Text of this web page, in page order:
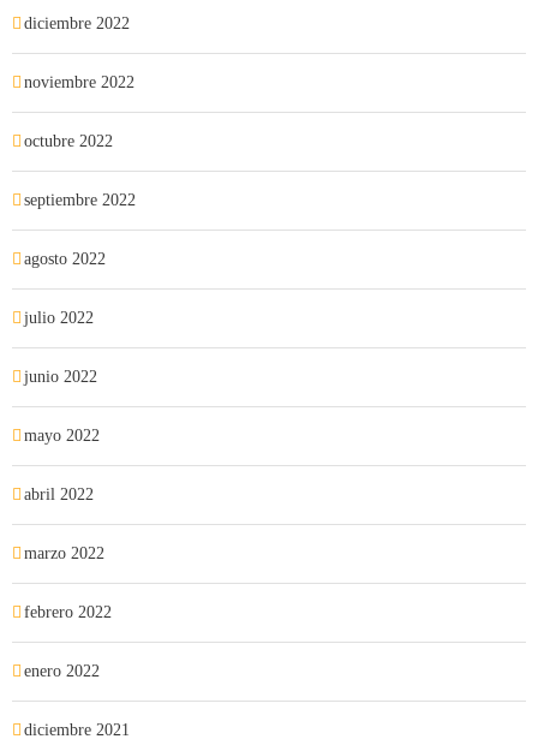
diciembre 2022
noviembre 2022
octubre 2022
septiembre 2022
agosto 2022
julio 2022
junio 2022
mayo 2022
abril 2022
marzo 2022
febrero 2022
enero 2022
diciembre 2021